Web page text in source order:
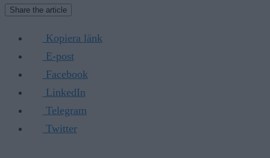
Share the article
Kopiera länk
E-post
Facebook
LinkedIn
Telegram
Twitter